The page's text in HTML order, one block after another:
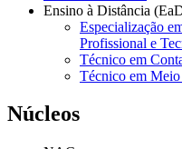
Ensino à Distância
Especialização
Profissional e
Técnico em
Técnico em
Núcleos